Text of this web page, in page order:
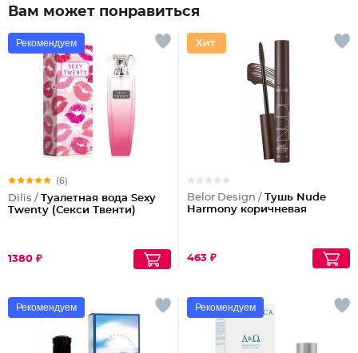
Вам может понравиться
Рекомендуем
(6)
Dilis / Туалетная вода Sexy
Twenty (Секси Твенти)
1380 ₽
Belor Design / Тушь Nude
Harmony коричневая
463 ₽
Рекомендуем Рекомендуем